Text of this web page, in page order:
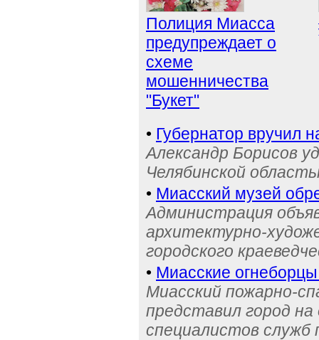
Полиция Миасса
предупреждает о
схеме
мошенничества
"Букет"
• Губернатор вручил
Александр Борисов
Челябинской
• Миасский музей
Администрация
архитектурно-
городского
• Миасские
Миасский пожарно-
представил город
специалистов